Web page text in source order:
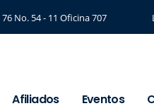
76 No. 54 - 11 Oficina 707
Afiliados Eventos